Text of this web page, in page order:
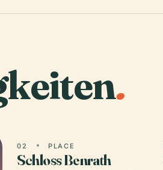
.
02 PLACE
Schloss Benrath